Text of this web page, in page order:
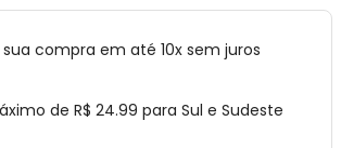
compra em até 10x sem juros
de R$ 24.99 para Sul e Sudeste